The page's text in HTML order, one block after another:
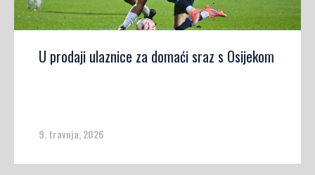
U prodaji ulaznice za domaći sraz s Osijekom
9. travnja, 2026